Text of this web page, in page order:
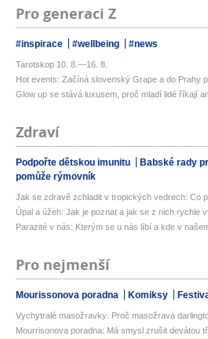
Pro generaci Z
#inspirace #wellbeing #news
Tarotskop 10. 8.—16. 8.
Hot events: Začíná slovenský Grape a do Prahy
Glow up se stává luxusem, proč mladí lidé říkají
Zdraví
Podpořte dětskou imunitu Babské rady
pomůže rýmovník
Jak se zdravě zchladit v tropických vedrech: Co
Úpal a úžeh: Jak je poznat a jak se z nich rychle
Parazité v nás: Kterým se u nás líbí a kde v
Pro nejmenší
Mourissonova poradna Komiksy
Vychytralé masožravky: Proč masožravá
Mourrisonova poradna: Má smysl zrušit devátou